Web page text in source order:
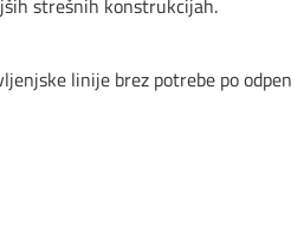
linije brez potrebe po